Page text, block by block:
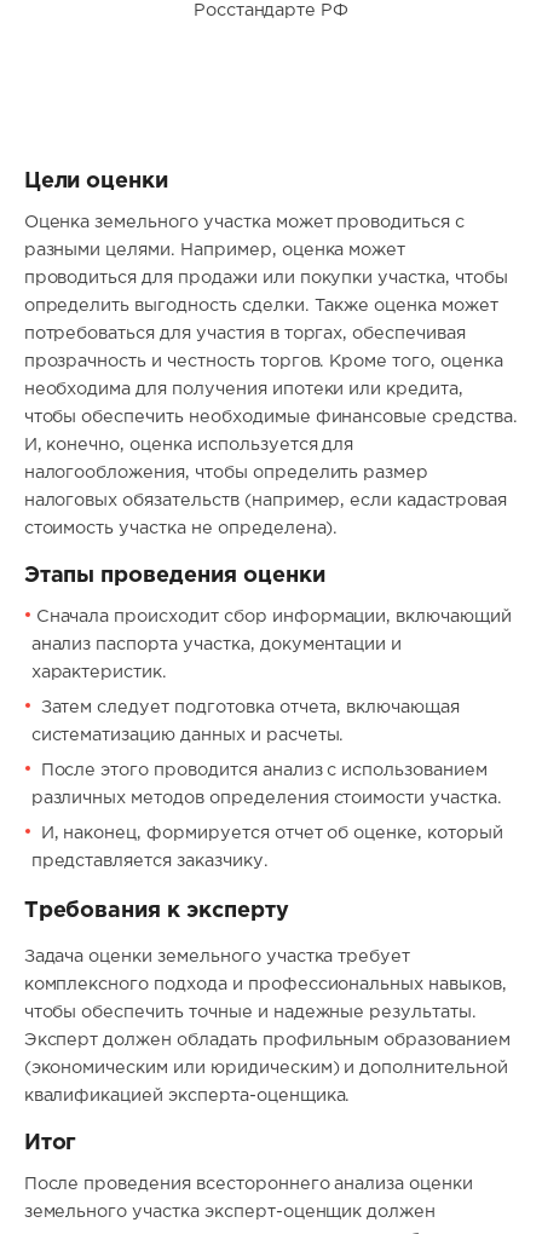
Росстандарте РФ
Цели оценки
Оценка земельного участка может проводиться с
разными целями. Например, оценка может
проводиться для продажи или покупки участка, чтобы
определить выгодность сделки. Также оценка может
потребоваться для участия в торгах, обеспечивая
прозрачность и честность торгов. Кроме того, оценка
необходима для получения ипотеки или кредита,
чтобы обеспечить необходимые финансовые средства.
И, конечно, оценка используется для
налогообложения, чтобы определить размер
налоговых обязательств (например, если кадастровая
стоимость участка не определена).
Этапы проведения оценки
Сначала происходит сбор информации, включающий
анализ паспорта участка, документации и
характеристик.
Затем следует подготовка отчета, включающая
систематизацию данных и расчеты.
После этого проводится анализ с использованием
различных методов определения стоимости участка.
И, наконец, формируется отчет об оценке, который
представляется заказчику.
Требования к эксперту
Задача оценки земельного участка требует
комплексного подхода и профессиональных навыков,
чтобы обеспечить точные и надежные результаты.
Эксперт должен обладать профильным образованием
(экономическим или юридическим) и дополнительной
квалификацией эксперта-оценщика.
Итог
После проведения всестороннего анализа оценки
земельного участка эксперт-оценщик должен